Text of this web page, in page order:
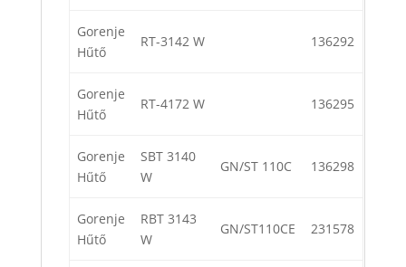
Gorenje
Hűtő
RT-3142 W 136292
Gorenje
Hűtő
RT-4172 W 136295
Gorenje
Hűtő
SBT 3140
W
GN/ST 110C 136298
Gorenje
Hűtő
RBT 3143
W
GN/ST110CE 231578